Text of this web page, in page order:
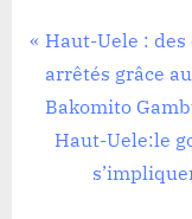
Infrastructure
de
l’article
P
r
e
Haut-Uele :
arrêtés grâce
Bakomito
N
Haut-Uele:le